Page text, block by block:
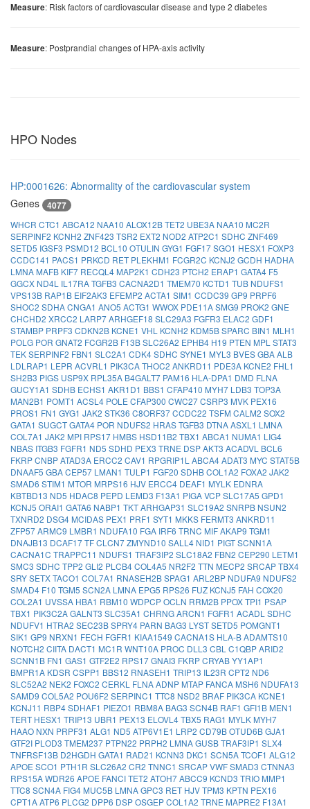
Measure: Risk factors of cardiovascular disease and type 2 diabetes
Measure: Postprandial changes of HPA-axis activity
HPO Nodes
HP:0001626: Abnormality of the cardiovascular system
Genes
4077
WHCR CTC1 ABCA12 NAA10 ALOX12BTET2 UBE3A NAA10 MC2R
SERPINF2 KCNH2 ZNF423 TSR2 EXT2 NOD2 ATP2C1 SDHC ZNF469
SETD5 IGSF3 PSMD12 BCL10 OTULIN GYG1 FGF17SGO1 HESX1 FOXP3
CCDC141 PACS1 PRKCD RET PLEKHM1 FCGR2C KCNJ2 GCDH HADHA
LMNA MAFB KIF7 RECQL4 MAP2K1 CDH23 PTCH2 ERAP1 GATA4 F5
GGCX ND4L IL17RATGFB3 CACNA2D1 TMEM70 KCTD1 TUB NDUFS1
VPS13B RAP1B EIF2AK3 EFEMP2 ACTA1 SIM1 CCDC39 GP9 PRPF6
SHOC2 SDHACNGA1 ANO5 ACTG1 WWOX PDE11ASMG9 PROK2 GNE
CHCHD2 XRCC2 LARP7ARHGEF18 SLC29A3 FGFR3 ELAC2 GDF1
STAMBP PRPF3 CDKN2B KCNE1 VHL KCNH2 KDM5BSPARC BIN1 MLH1
POLG POR GNAT2 FCGR2B F13BSLC26A2 EPHB4 H19 PTEN MPL STAT3
TEKSERPINF2 FBN1 SLC2A1 CDK4SDHC SYNE1 MYL3 BVESGBAALB
LDLRAP1 LEPR ACVRL1 PIK3CATHOC2 ANKRD11 PDE3A KCNE2 FHL1
SH2B3 PIGS USP9X RPL35A B4GALT7 PAM16 HLA-DPA1 DMD FLNA
GUCY1A1 SDHB ECHS1 AKR1D1 BBS1 CFAP410 MYH7 LDB3 TOP3A
MAN2B1 POMT1 ACSL4 POLE CFAP300 CWC27CSRP3 MVK PEX16
PROS1 FN1 GYG1 JAK2 STK36 C8ORF37CCDC22 TSFM CALM2 SOX2
GATA1 SUGCTGATA4 POR NDUFS2 HRASTGFB3 DTNAASXL1 LMNA
COL7A1 JAK2 MPI RPS17 HMBS HSD11B2 TBX1 ABCA1 NUMA1 LIG4
NBAS ITGB3 FGFR1 ND5 SDHD PEX3 TRNE DSPAKT3 ACADVL BCL6
FKRPCNBPATAD3A ERCC2 CAV1 RPGRIP1L ABCA4ADAT3 MYC STAT5B
DNAAF5 GBACEP57 LMAN1 TULP1 FGF20 SDHBCOL1A2 FOXA2 JAK2
SMAD6 STIM1 MTOR MRPS16 HJV ERCC4 DEAF1 MYLK EDNRA
KBTBD13 ND5 HDAC8 PEPD LEMD3 F13A1 PIGAVCPSLC17A5 GPD1
KCNJ5 ORAI1 GATA6 NABP1 TKTARHGAP31 SLC19A2 SNRPB NSUN2
TXNRD2 DSG4 MCIDAS PEX1 PRF1 SYT1 MKKS FERMT3 ANKRD11
ZFP57ARMC9 LMBR1 NDUFA10 FGA IRF6 TRNC MIFAKAP9 TGM1
DNAJB13 DCAF17TFCLCN7ZMYND10 SALL4 NID1 PIGTSCNN1A
CACNA1C TRAPPC11 NDUFS1 TRAF3IP2 SLC18A2 FBN2 CEP290 LETM1
SMC3 SDHC TPP2 GLI2 PLCB4COL4A5 NR2F2 TTN MECP2 SRCAPTBX4
SRYSETXTACO1 COL7A1 RNASEH2BSPAG1 ARL2BP NDUFA9 NDUFS2
SMAD4 F10 TGM5 SCN2A LMNA EPG5 RPS26 FUZ KCNJ5 FAH COX20
COL2A1 UVSSA HBA1 RBM10 WDPCPOCLN RRM2B PPOXTPI1 PSAP
TBX1 PIK3C2AGALNT3 SLC35A1 CHRNGARCN1 FGFR1 ACADL SDHC
NDUFV1 HTRA2 SEC23BSPRY4 PARN BAG3 LYSTSETD5 POMGNT1
SIK1 GP9 NRXN1 FECH FGFR1 KIAA1549 CACNA1S HLA-BADAMTS10
NOTCH2 CIITA DACT1 MC1R WNT10A PROC DLL3 CBL C1QBPARID2
SCNN1B FN1 GAS1 GTF2E2 RPS17GNAI3 FKRPCRYABYY1AP1
BMPR1A KDSR CSPP1 BBS12 RNASEH1 TRIP13 IL23R CPT2 ND6
SLC52A2 NEK2 FOXC2 CERKL FLNAADNP MTAP FANCA MSH6 NDUFA13
SAMD9 COL5A2 POU6F2 SERPINC1 TTC8 NSD2 BRAF PIK3CA KCNE1
KCNJ11 RBP4SDHAF1 PIEZO1 RBM8A BAG3 SCN4B RAF1 GFI1B MEN1
TERT HESX1 TRIP13 UBR1 PEX13 ELOVL4TBX5 RAG1 MYLK MYH7
HAAO NXN PRPF31 ALG1 ND5 ATP6V1E1 LRP2 CD79BOTUD6BGJA1
GTF2I PLOD3 TMEM237 PTPN22 PRPH2 LMNAGUSBTRAF3IP1 SLX4
TNFRSF13B D2HGDH GATA1 RAD21 KCNN3 DKC1 SCN5ATCOF1 ALG12
APOE SCO1 PTH1R SLC26A2 CR2 TNNC1 SRCAPVWFSMAD3 CTNNA3
RPS15AWDR26 APOE FANCITET2 ATOH7ABCC9 KCND3 TRIO MMP1
TTC8 SCN4A FIG4 MUC5B LMNAGPC3 RET HJVTPM3 KPTN PEX16
CPT1AATP6 PLCG2 DPP6 DSPOSGEPCOL1A2 TRNE MAPRE2 F13A1